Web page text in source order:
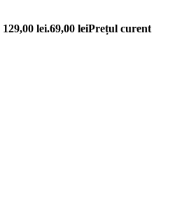
lei.69,00 leiPrețul curent